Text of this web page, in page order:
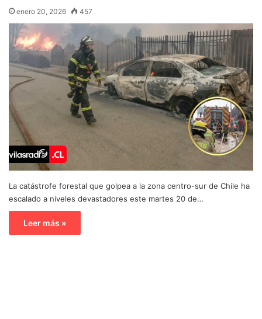
enero 20, 2026 457
La catástrofe forestal que golpea a la zona centro-sur de Chile ha
escalado a niveles devastadores este martes 20 de…
Leer más »